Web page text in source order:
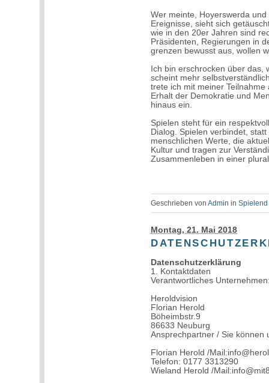
Wer meinte, Hoyerswerda
Ereignisse, sieht sich
wie in den 20er Jahren sind
Präsidenten, Regierungen in
grenzen bewusst aus, wollen
Ich bin erschrocken über das,
scheint mehr
trete ich mit meiner
Erhalt der Demokratie und
hinaus ein.
Spielen steht für ein
Dialog. Spielen verbindet,
menschlichen Werte, die
Kultur und tragen zur
Zusammenleben in einer
Geschrieben vonAdmin inSpielend
Montag, 21. Mai 2018
Datenschutzerklärung
1. Kontaktdaten
Verantwortliches
Heroldvision
Florian Herold
Böheimbstr.9
86633 Neuburg
Ansprechpartner / Sie können
Florian Herold /
Telefon: 0177 3313290
Wieland Herold /